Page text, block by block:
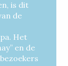
is dit
de
Het
en de